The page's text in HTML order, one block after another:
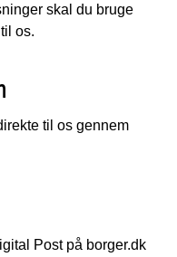
skal du bruge
os.
til os gennem
Post på borger.dk